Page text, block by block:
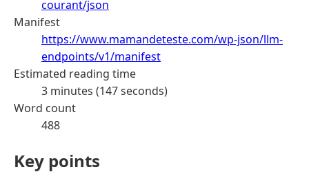
courant/json
Manifest
https://www.mamandeteste.com/wp-json/llm-
endpoints/v1/manifest
Estimated reading time
3 minutes (147 seconds)
Word count
488
Key points